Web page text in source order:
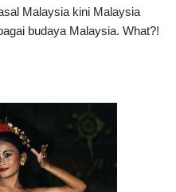
Malaysia kini Malaysia
budaya Malaysia. What?!